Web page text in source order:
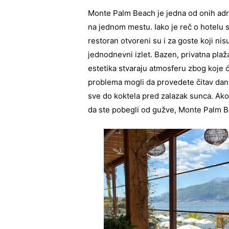
Monte Palm Beach je jedna od onih
na jednom mestu. Iako je reč o hotelu
restoran otvoreni su i za goste koji
jednodnevni izlet. Bazen, privatna
estetika stvaraju atmosferu zbog koje
problema mogli da provedete čitav
sve do koktela pred zalazak sunca.
da ste pobegli od gužve, Monte Palm